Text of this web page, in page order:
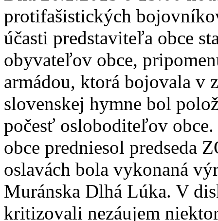
protifašistických
účasti predstaviteľa obce
obyvateľov obce,
armádou, ktorá bojovala v
slovenskej hymne bol
počesť osloboditeľov
obce predniesol predseda
oslavách bola vykonaná
Muránska Dlhá Lúka. V
kritizovali nezáujem